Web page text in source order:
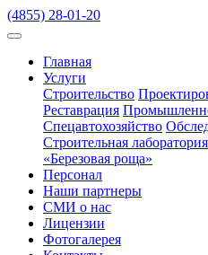
(4855) 28-01-20
Главная
Услуги
Строительство
Реставрация
Спецавтохозяйство
Строительная лаборатория
«Березовая роща»
Персонал
Наши партнеры
СМИ о нас
Лицензии
Фотогалерея